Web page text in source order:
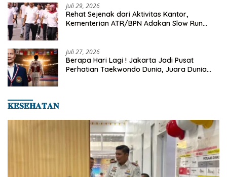
Juli 29, 2026
Rehat Sejenak dari Aktivitas Kantor,
Kementerian ATR/BPN Adakan Slow Run
Juli 27, 2026
Berapa Hari Lagi ! Jakarta Jadi Pusat
Perhatian Taekwondo Dunia, Juara Dunia
𝐊𝐄𝐒𝐄𝐇𝐀𝐓𝐀𝐍